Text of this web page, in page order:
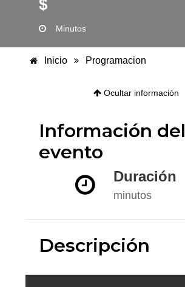
$
Minutos
Inicio Programacion
Ocultar información
Información del
evento
Duración
minutos
Descripción